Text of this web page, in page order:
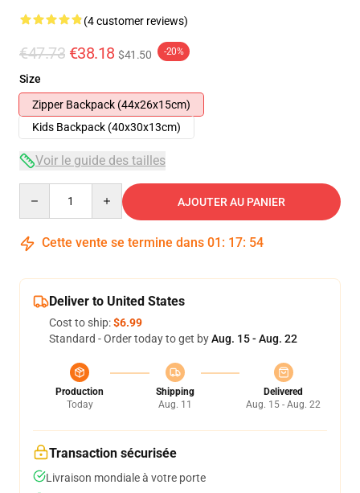
(4 customer reviews)
€47.73 €38.18 $41.50 -20%
Size
Zipper Backpack (44x26x15cm)
Kids Backpack (40x30x13cm)
Voir le guide des tailles
AJOUTER AU PANIER
Cette vente se termine dans 01 : 17: 53
Deliver to United States
Cost to ship:$6.99
Standard - Order today to get byAug. 15 - Aug. 22
Production
Today
Shipping
Aug. 11
Delivered
Aug. 15 - Aug. 22
Transaction sécurisée
Livraison mondiale à votre porte